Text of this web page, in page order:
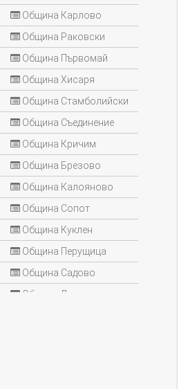
Община Карлово
Община Раковски
Община Първомай
Община Хисаря
Община Стамболийски
Община Съединение
Община Кричим
Община Брезово
Община Калояново
Община Сопот
Община Куклен
Община Перущица
Община Садово
Община Лъки